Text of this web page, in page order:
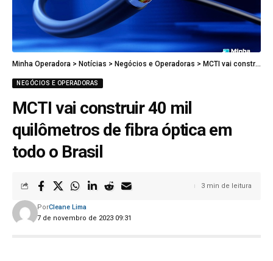
Minha Operadora > Notícias > Negócios e Operadoras > MCTI vai construir 40 mil quilômetros de fibra óptica em todo o Brasil
NEGÓCIOS E OPERADORAS
MCTI vai construir 40 mil
quilômetros de fibra óptica em
todo o Brasil
7 de novembro de 2023 09:31
PorCleane Lima
3 min de leitura